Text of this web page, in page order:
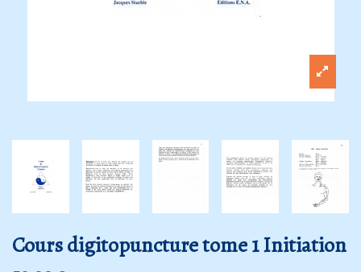
Cours digitopuncture tome 1 Initiation